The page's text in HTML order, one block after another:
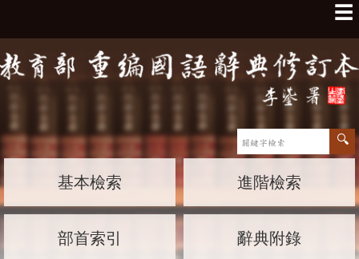
☰
基本檢索 進階檢索
部首索引 辭典附錄